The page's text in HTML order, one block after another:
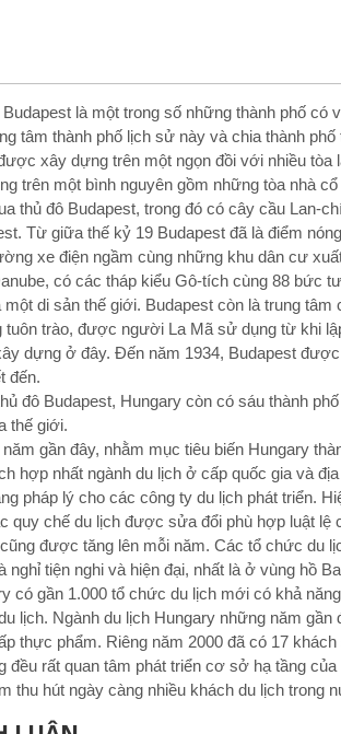
Budapest là một trong số những thành phố có
tâm thành phố lịch sử này và chia thành
xây dựng trên một ngọn đồi với nhiều
trên một bình nguyên gồm những tòa nhà
thủ đô Budapest, trong đó có cây cầu Lan-
Từ giữa thế kỷ 19 Budapest đã là điểm
xe điện ngầm cùng những khu dân cư
có các tháp kiểu Gô-tích cùng 88 bức
một di sản thế giới. Budapest còn là trung
tuôn trào, được người La Mã sử dụng từ khi
dựng ở đây. Ðến năm 1934, Budapest
đến.
đô Budapest, Hungary còn có sáu thành
thế giới.
gần đây, nhằm mục tiêu biến Hungary
hợp nhất ngành du lịch ở cấp quốc gia và
pháp lý cho các công ty du lịch phát triển.
quy chế du lịch được sửa đổi phù hợp luật
được tăng lên mỗi năm. Các tổ chức du
nghỉ tiện nghi và hiện đại, nhất là ở vùng hồ
có gần 1.000 tổ chức du lịch mới có khả
lịch. Ngành du lịch Hungary những năm
thực phẩm. Riêng năm 2000 đã có 17
đều rất quan tâm phát triển cơ sở hạ tầng
thu hút ngày càng nhiều khách du lịch trong